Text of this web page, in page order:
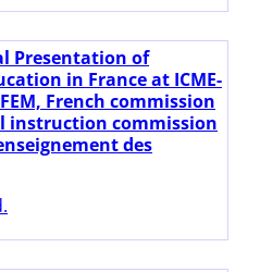
Presentation of
in France at ICME-
French commission
instruction commission
des